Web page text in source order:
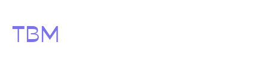
ΤΒΜ